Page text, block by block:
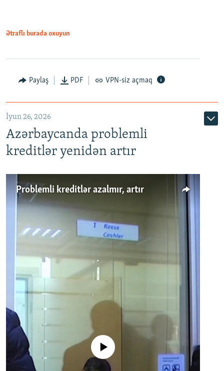
Auto 240p 360p 480p
720p 1080p
Ətraflı burada oxuyun
Paylaş PDF VPN-siz açmaq
İyun 26, 2026
Azərbaycanda problemli
kreditlər yenidən artır
Problemli kreditlər azalmır, artır
No media source currently available